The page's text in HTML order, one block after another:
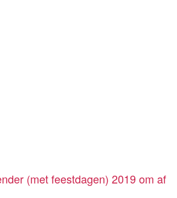
(met feestdagen) 2019 om af